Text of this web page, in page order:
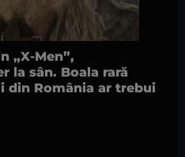
„X-Men”,
la sân. Boala rară
din România ar trebui